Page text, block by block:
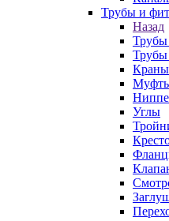
Трубы и
Назад
Трубы
Краны
Углы